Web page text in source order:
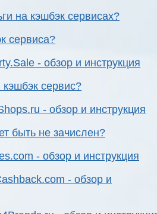
на кэшбэк сервисах?
сервиса?
- обзор и инструкция
кэшбэк сервис?
- обзор и инструкция
быть не зачислен?
- обзор и инструкция
- обзор и